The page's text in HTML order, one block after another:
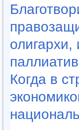
олигархи,
Когда в